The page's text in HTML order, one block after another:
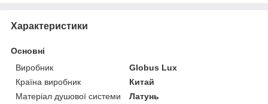
Характеристики
Основні
Виробник
Globus Lux
Країна виробник
Китай
Матеріал душової системи
Латунь